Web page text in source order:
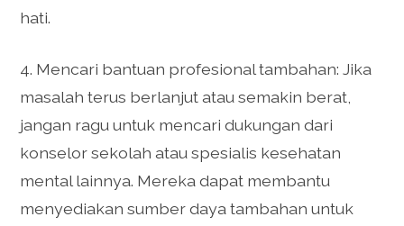
hati.
4. Mencari bantuan profesional tambahan: Jika
masalah terus berlanjut atau semakin berat,
jangan ragu untuk mencari dukungan dari
konselor sekolah atau spesialis kesehatan
mental lainnya. Mereka dapat membantu
menyediakan sumber daya tambahan untuk